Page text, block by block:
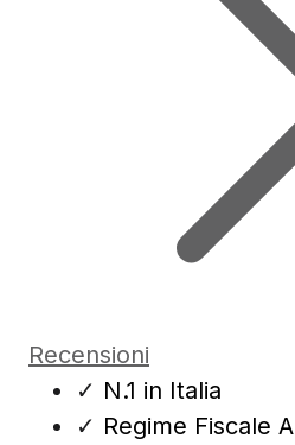
Recensioni
✓ N.1 in Italia
✓ Regime Fiscale